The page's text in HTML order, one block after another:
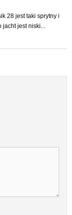
garnków oraz
28 jest taki sprytny i
jacht jest niski...